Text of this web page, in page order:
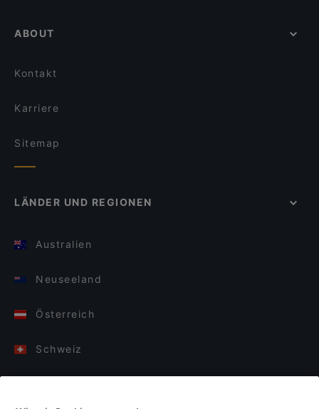
ABOUT
Kontakt
Karriere
Sitemap
LÄNDER UND REGIONEN
Australien
Neuseeland
Österreich
Schweiz